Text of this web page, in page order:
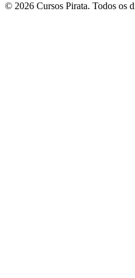
© 2026 Cursos Pirata. Todos os